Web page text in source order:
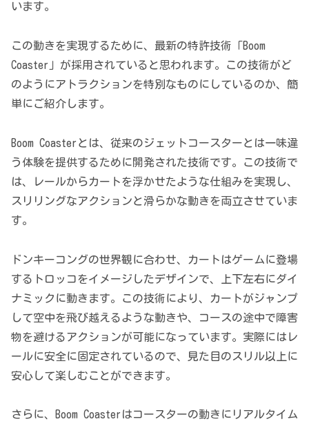
います。
この動きを実現するために、最新の特許技術「Boom
Coaster」が採用されていると思われます。この技術がど
のようにアトラクションを特別なものにしているのか、簡
単にご紹介します。
Boom Coasterとは、従来のジェットコースターとは一味違
う体験を提供するために開発された技術です。この技術で
は、レールからカートを浮かせたような仕組みを実現し、
スリリングなアクションと滑らかな動きを両立させていま
す。
ドンキーコングの世界観に合わせ、カートはゲームに登場
するトロッコをイメージしたデザインで、上下左右にダイ
ナミックに動きます。この技術により、カートがジャンプ
して空中を飛び越えるような動きや、コースの途中で障害
物を避けるアクションが可能になっています。実際にはレ
ールに安全に固定されているので、見た目のスリル以上に
安心して楽しむことができます。
さらに、Boom Coasterはコースターの動きにリアルタイム